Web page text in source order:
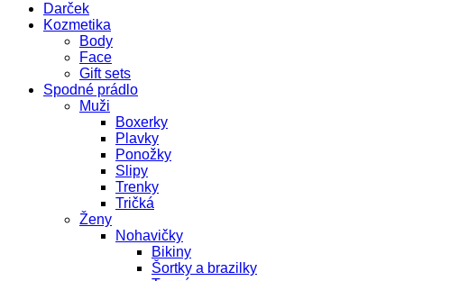
Darček
Kozmetika
Body
Face
Gift sets
Spodné prádlo
Muži
Boxerky
Plavky
Ponožky
Slipy
Trenky
Tričká
Ženy
Nohavičky
Bikiny
Šortky a brazilky